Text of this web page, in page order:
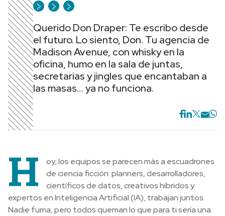
Querido Don Draper: Te escribo desde
el futuro. Lo siento, Don. Tu agencia de
Madison Avenue, con whisky en la
oficina, humo en la sala de juntas,
secretarias y jingles que encantaban a
las masas… ya no funciona.
H
oy, los equipos se parecen más a escuadrones
de ciencia ficción: planners, desarrolladores,
científicos de datos, creativos híbridos y
expertos en Inteligencia Artificial (IA), trabajan juntos.
Nadie fuma, pero todos queman lo que para ti sería una